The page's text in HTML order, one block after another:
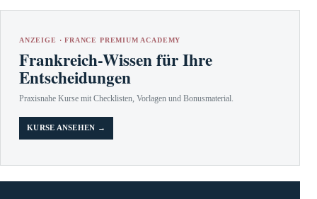
ANZEIGE · FRANCE PREMIUM ACADEMY
Frankreich-Wissen für Ihre
Entscheidungen
Praxisnahe Kurse mit Checklisten, Vorlagen und Bonusmaterial.
KURSE ANSEHEN →